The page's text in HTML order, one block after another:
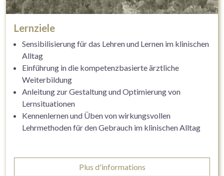
Lernziele
Sensibilisierung für das Lehren und Lernen im klinischen
Alltag
Einführung in die kompetenzbasierte ärztliche
Weiterbildung
Anleitung zur Gestaltung und Optimierung von
Lernsituationen
Kennenlernen und Üben von wirkungsvollen
Lehrmethoden für den Gebrauch im klinischen Alltag
Plus d'informations